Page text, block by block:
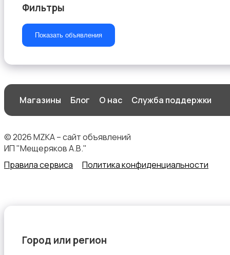
Организация праздников
Фото- и видеосъемка
Фильтры
Показать объявления
Магазины Блог О нас Служба поддержки
© 2026 MZKA – сайт объявлений
ИП "Мещеряков А.В."
Правила сервиса
Политика конфиденциальности
Город или регион